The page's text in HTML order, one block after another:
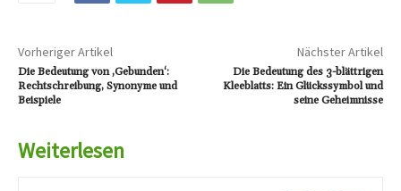
Vorheriger Artikel
Die Bedeutung von ‚Gebunden‘:
Rechtschreibung, Synonyme und
Beispiele
Nächster Artikel
Die Bedeutung des 3-blättrigen
Kleeblatts: Ein Glückssymbol und
seine Geheimnisse
Weiterlesen